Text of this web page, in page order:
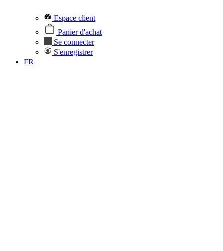
Espace client
Panier d'achat
Se connecter
S'enregistrer
FR